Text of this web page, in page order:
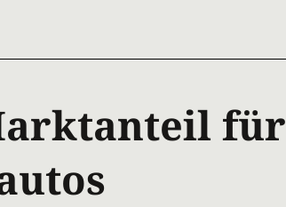
für